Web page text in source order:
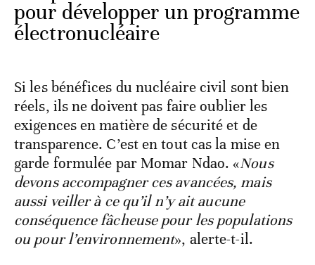
pour développer un programme
électronucléaire
Si les bénéfices du nucléaire civil sont bien
réels, ils ne doivent pas faire oublier les
exigences en matière de sécurité et de
transparence. C’est en tout cas la mise en
garde formulée par Momar Ndao. «Nous
devons accompagner ces avancées, mais
aussi veiller à ce qu’il n’y ait aucune
conséquence fâcheuse pour les populations
ou pour l’environnement», alerte-t-il.